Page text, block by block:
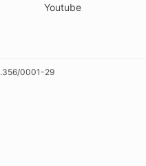
Youtube
0001-29